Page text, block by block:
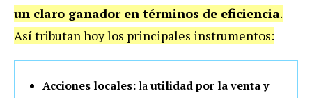
un claro ganador en términos de eficiencia.
Así tributan hoy los principales instrumentos:
Acciones locales:lautilidad por la venta y